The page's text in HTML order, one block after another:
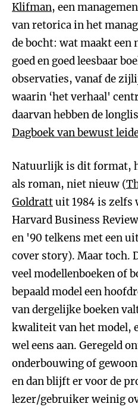
Klifman, een
van retorica in het
de bocht: wat maakt een
goed en goed leesbaar
observaties, vanaf de
waarin ‘het verhaal'
daarvan hebben de
Dagboek van bewust
Natuurlijk is dit format,
als roman, niet nieuw (
Goldrattuit 1984 is zelfs
Harvard Business
en '90 telkens met een
cover story). Maar toch.
veel modellenboeken of
bepaald model een
van dergelijke boeken
kwaliteit van het model,
wel eens aan. Geregeld
onderbouwing of
en dan blijft er voor de
lezer/gebruiker weinig